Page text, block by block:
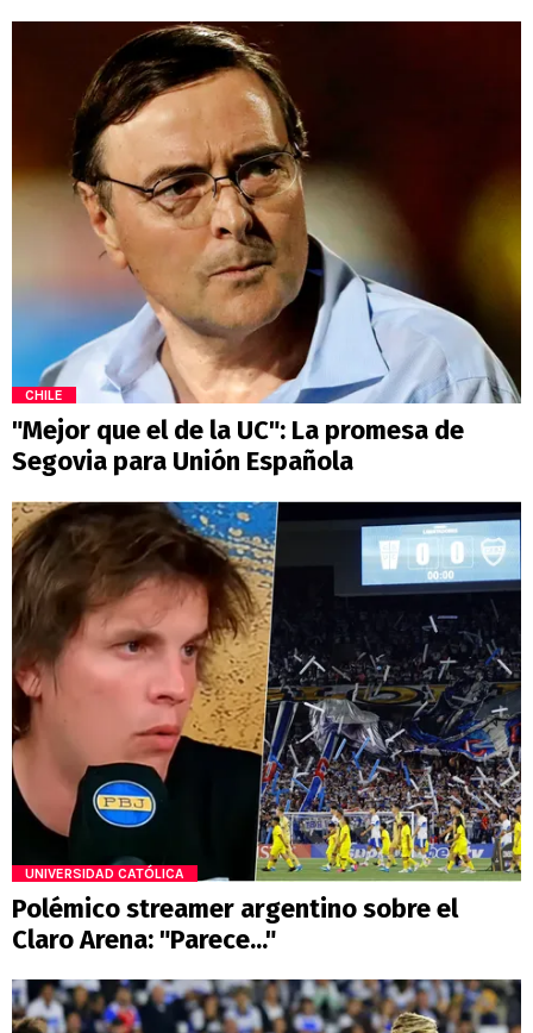
CHILE
"Mejor que el de la UC": La promesa de
Segovia para Unión Española
UNIVERSIDAD CATÓLICA
Polémico streamer argentino sobre el
Claro Arena: "Parece..."